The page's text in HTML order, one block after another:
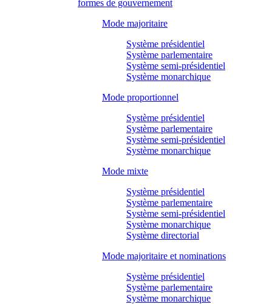
formes de gouvernement
Mode majoritaire
Système présidentiel
Système parlementaire
Système semi-présidentiel
Système monarchique
Mode proportionnel
Système présidentiel
Système parlementaire
Système semi-présidentiel
Système monarchique
Mode mixte
Système présidentiel
Système parlementaire
Système semi-présidentiel
Système monarchique
Système directorial
Mode majoritaire et nominations
Système présidentiel
Système parlementaire
Système monarchique